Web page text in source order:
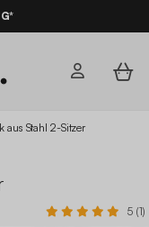
aus Stahl 2-Sitzer
5 (1)